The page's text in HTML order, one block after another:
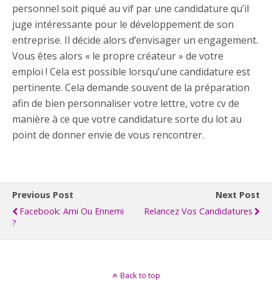
personnel soit piqué au vif par une candidature qu’il
juge intéressante pour le développement de son
entreprise. Il décide alors d’envisager un engagement.
Vous êtes alors « le propre créateur » de votre
emploi ! Cela est possible lorsqu’une candidature est
pertinente. Cela demande souvent de la préparation
afin de bien personnaliser votre lettre, votre cv de
manière à ce que votre candidature sorte du lot au
point de donner envie de vous rencontrer.
Previous Post
Facebook: Ami Ou Ennemi
?
Next Post
Relancez Vos Candidatures
Back to top